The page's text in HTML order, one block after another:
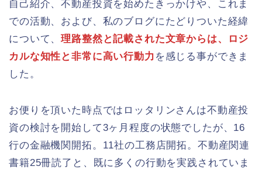
自己紹介、不動産投資を始めたきっかけや、これま
での活動、および、私のブログにたどりついた経緯
について、理路整然と記載された文章からは、ロジ
カルな知性と非常に高い行動力 を感じる事ができま
した。
お便りを頂いた時点ではロッタリンさんは不動産投
資の検討を開始して3ヶ月程度の状態でしたが、16
行の金融機関開拓。11社の工務店開拓。不動産関連
書籍25冊読了と、既に多くの行動を実践されていま